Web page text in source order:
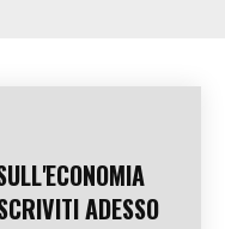
ADESSO